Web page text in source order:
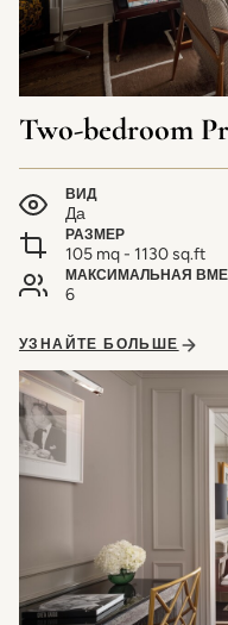
Two-bedroom
ВИД
Да
РАЗМЕР
105 mq - 1130 sq.ft
МАКСИМАЛЬНАЯ
6
УЗНАЙТЕ БОЛЬШЕ